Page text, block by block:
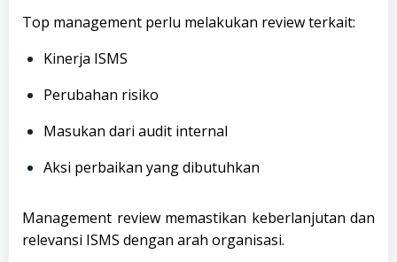
Top management perlu melakukan review terkait:
Kinerja ISMS
Perubahan risiko
Masukan dari audit internal
Aksi perbaikan yang dibutuhkan
Management review memastikan keberlanjutan dan
relevansi ISMS dengan arah organisasi.